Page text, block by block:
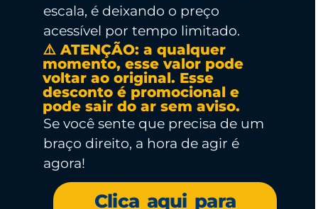
escala, é deixando o preço
acessível por tempo limitado.
⚠️ ATENÇÃO: a qualquer
momento, esse valor pode
voltar ao original. Esse
desconto é promocional e
pode sair do ar sem aviso.
Se você sente que precisa de um
braço direito, a hora de agir é
agora!
Clica aqui para